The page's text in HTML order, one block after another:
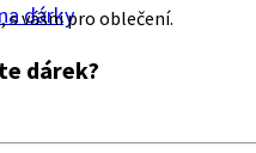
dárky
dárek?
vášni pro oblečení.